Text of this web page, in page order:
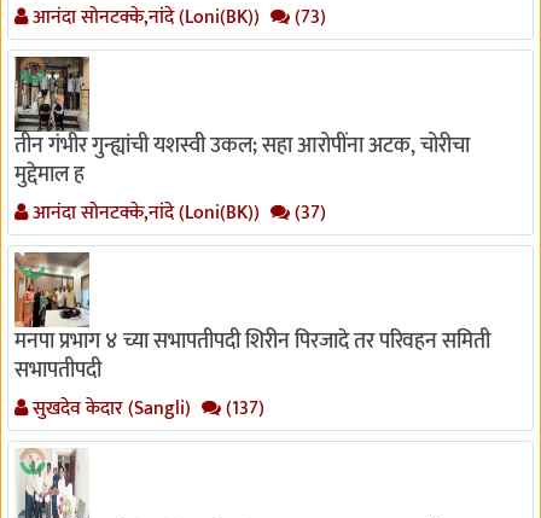
आनंदा सोनटक्के,नांदे (Loni(BK)) (73)
तीन गंभीर गुन्ह्यांची यशस्वी उकल; सहा आरोपींना अटक, चोरीचा
मुद्देमाल ह
आनंदा सोनटक्के,नांदे (Loni(BK)) (37)
मनपा प्रभाग ४ च्या सभापतीपदी शिरीन पिरजादे तर परिवहन समिती
सभापतीपदी
सुखदेव केदार (Sangli) (137)